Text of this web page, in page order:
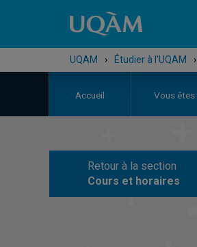
UQAM › Étudier à l'UQAM ›
Accueil Vous êtes
Retour à la section
Cours et horaires